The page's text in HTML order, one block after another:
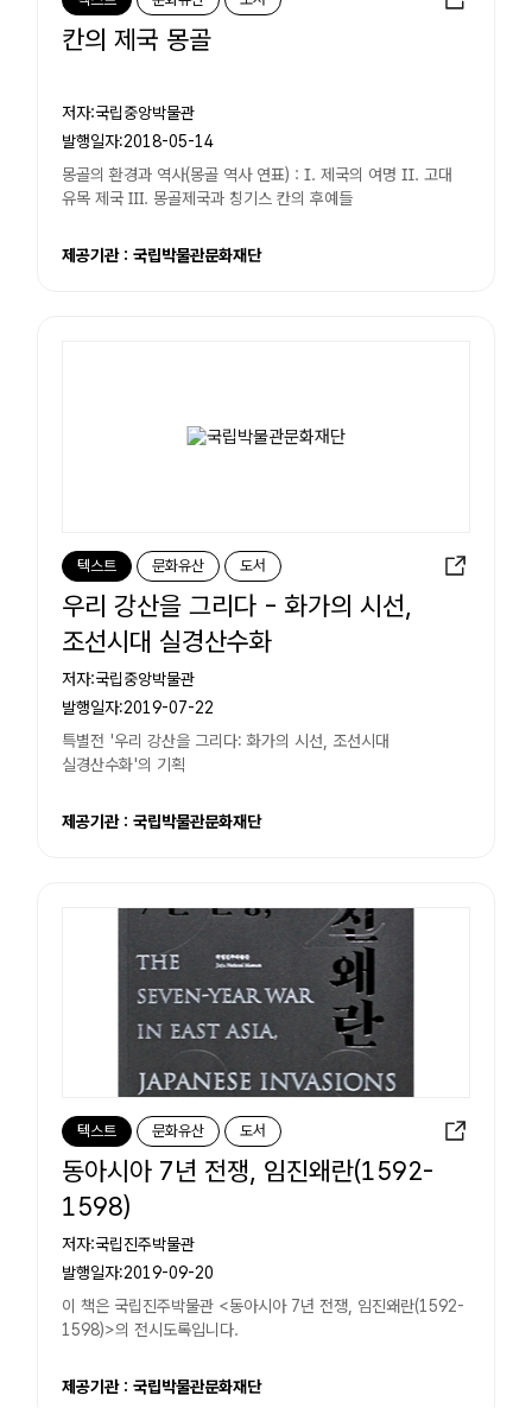
칸의 제국 몽골
저자:국립중앙박물관
발행일자:2018-05-14
몽골의 환경과 역사(몽골 역사 연표) : Ⅰ. 제국의 여명 Ⅱ. 고대
유목 제국 Ⅲ. 몽골제국과 칭기스 칸의 후예들
제공기관 : 국립박물관문화재단
텍스트 문화유산 도서
우리 강산을 그리다 - 화가의 시선,
조선시대 실경산수화
저자:국립중앙박물관
발행일자:2019-07-22
특별전 '우리 강산을 그리다: 화가의 시선, 조선시대
실경산수화'의 기획
제공기관 : 국립박물관문화재단
텍스트 문화유산 도서
동아시아 7년 전쟁, 임진왜란(1592-
1598)
저자:국립진주박물관
발행일자:2019-09-20
이 책은 국립진주박물관 <동아시아 7년 전쟁, 임진왜란(1592-
1598)>의 전시도록입니다.
제공기관 : 국립박물관문화재단